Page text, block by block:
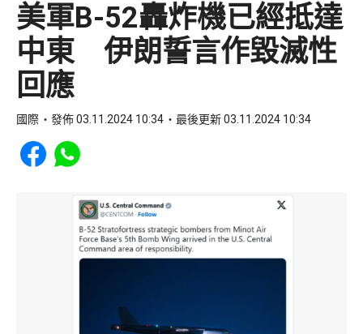
美軍B-52轟炸機已經抵達
中東 伊朗誓言作毀滅性
回應
國際 發佈 03.11.2024 10:34 最後更新 03.11.2024 10:34
Share to Facebook
Share to WhatsApp